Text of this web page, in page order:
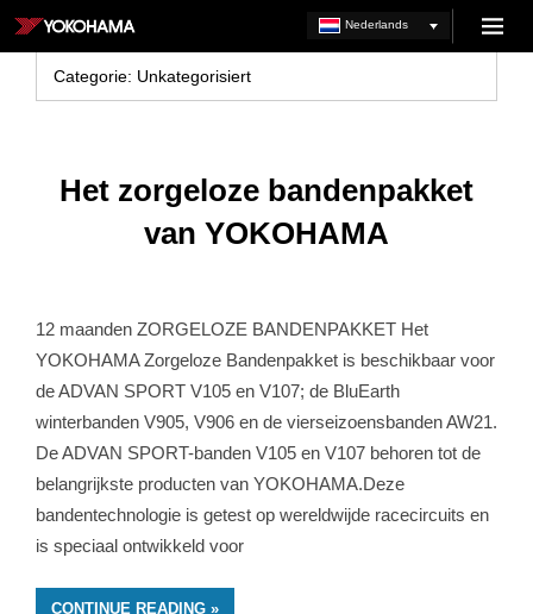
Skip
content
YOKOHAMA
BE
Nederlands
Menu
Categorie: Unkategorisiert
Het zorgeloze bandenpakket
van YOKOHAMA
12 maanden ZORGELOZE BANDENPAKKET Het
YOKOHAMA Zorgeloze Bandenpakket is beschikbaar voor
de ADVAN SPORT V105 en V107; de BluEarth
winterbanden V905, V906 en de vierseizoensbanden AW21.
De ADVAN SPORT-banden V105 en V107 behoren tot de
belangrijkste producten van YOKOHAMA.Deze
bandentechnologie is getest op wereldwijde racecircuits en
is speciaal ontwikkeld voor
CONTINUE READING